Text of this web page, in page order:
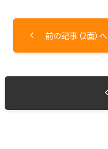
前の記事（2面）へ